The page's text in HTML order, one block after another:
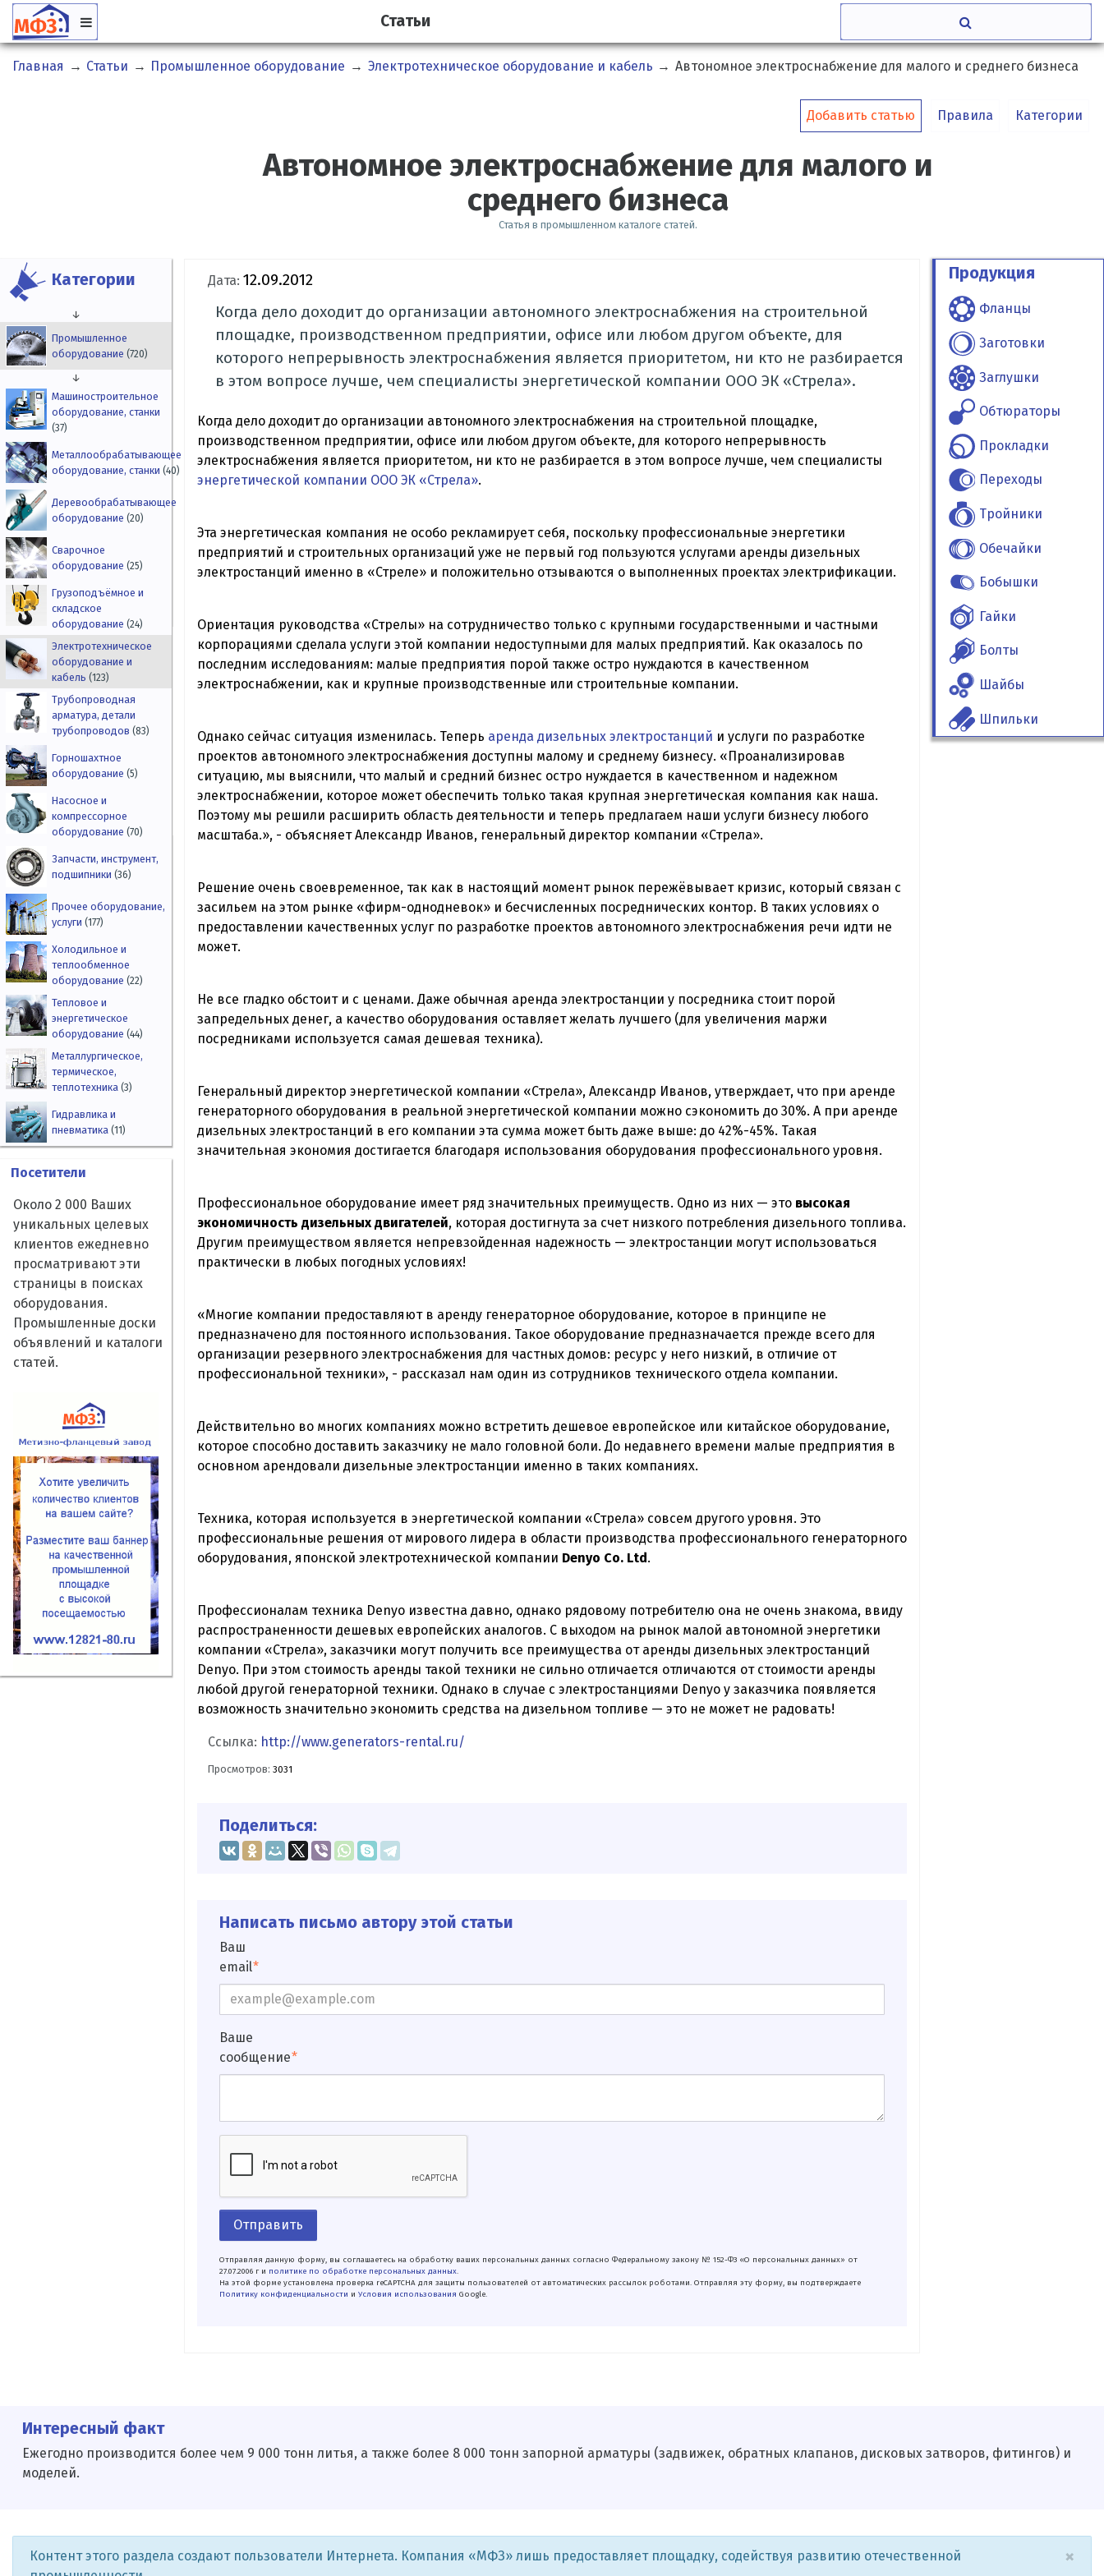
Статьи
Главная → Статьи → Промышленное оборудование → Электротехническое оборудование и кабель → Автономное электроснабжение для малого и среднего бизнеса
Добавить статью Правила Категории
Автономное электроснабжение для малого и
среднего бизнеса
Статья в промышленном каталоге статей.
Категории
↓
Промышленное
оборудование(720)
↓
Машиностроительное
оборудование, станки
(37)
Металлообрабатывающее
оборудование, станки(40)
Деревообрабатывающее
оборудование(20)
Сварочное
оборудование(25)
Грузоподъёмное и
складское
оборудование(24)
Электротехническое
оборудование и
кабель(123)
Трубопроводная
арматура, детали
трубопроводов(83)
Горношахтное
оборудование(5)
Насосное и
компрессорное
оборудование(70)
Запчасти, инструмент,
подшипники(36)
Прочее оборудование,
услуги(177)
Холодильное и
теплообменное
оборудование(22)
Тепловое и
энергетическое
оборудование(44)
Металлургическое,
термическое,
теплотехника(3)
Гидравлика и
пневматика(11)
Посетители
Около 2 000 Ваших
уникальных целевых
клиентов ежедневно
просматривают эти
страницы в поисках
оборудования.
Промышленные доски
объявлений и каталоги
статей.
Дата: 12.09.2012
Когда дело доходит до организации автономного электроснабжения на строительной
площадке, производственном предприятии, офисе или любом другом объекте, для
которого непрерывность электроснабжения является приоритетом, ни кто не разбирается
в этом вопросе лучше, чем специалисты энергетической компании ООО ЭК «Стрела».
Когда дело доходит до организации автономного электроснабжения на строительной площадке,
производственном предприятии, офисе или любом другом объекте, для которого непрерывность
электроснабжения является приоритетом, ни кто не разбирается в этом вопросе лучше, чем специалисты
энергетической компании ООО ЭК «Стрела».
Эта энергетическая компания не особо рекламирует себя, поскольку профессиональные энергетики
предприятий и строительных организаций уже не первый год пользуются услугами аренды дизельных
электростанций именно в «Стреле» и положительно отзываются о выполненных проектах электрификации.
Ориентация руководства «Стрелы» на сотрудничество только с крупными государственными и частными
корпорациями сделала услуги этой компании недоступными для малых предприятий. Как оказалось по
последним исследованиям: малые предприятия порой также остро нуждаются в качественном
электроснабжении, как и крупные производственные или строительные компании.
Однако сейчас ситуация изменилась. Теперь аренда дизельных электростанций и услуги по разработке
проектов автономного электроснабжения доступны малому и среднему бизнесу. «Проанализировав
ситуацию, мы выяснили, что малый и средний бизнес остро нуждается в качественном и надежном
электроснабжении, которое может обеспечить только такая крупная энергетическая компания как наша.
Поэтому мы решили расширить область деятельности и теперь предлагаем наши услуги бизнесу любого
масштаба.», - объясняет Александр Иванов, генеральный директор компании «Стрела».
Решение очень своевременное, так как в настоящий момент рынок пережёвывает кризис, который связан с
засильем на этом рынке «фирм-однодневок» и бесчисленных посреднических контор. В таких условиях о
предоставлении качественных услуг по разработке проектов автономного электроснабжения речи идти не
может.
Не все гладко обстоит и с ценами. Даже обычная аренда электростанции у посредника стоит порой
запредельных денег, а качество оборудования оставляет желать лучшего (для увеличения маржи
посредниками используется самая дешевая техника).
Генеральный директор энергетической компании «Стрела», Александр Иванов, утверждает, что при аренде
генераторного оборудования в реальной энергетической компании можно сэкономить до 30%. А при аренде
дизельных электростанций в его компании эта сумма может быть даже выше: до 42%-45%. Такая
значительная экономия достигается благодаря использования оборудования профессионального уровня.
Профессиональное оборудование имеет ряд значительных преимуществ. Одно из них — это высокая
экономичность дизельных двигателей, которая достигнута за счет низкого потребления дизельного топлива.
Другим преимуществом является непревзойденная надежность — электростанции могут использоваться
практически в любых погодных условиях!
«Многие компании предоставляют в аренду генераторное оборудование, которое в принципе не
предназначено для постоянного использования. Такое оборудование предназначается прежде всего для
организации резервного электроснабжения для частных домов: ресурс у него низкий, в отличие от
профессиональной техники», - рассказал нам один из сотрудников технического отдела компании.
Действительно во многих компаниях можно встретить дешевое европейское или китайское оборудование,
которое способно доставить заказчику не мало головной боли. До недавнего времени малые предприятия в
основном арендовали дизельные электростанции именно в таких компаниях.
Техника, которая используется в энергетической компании «Стрела» совсем другого уровня. Это
профессиональные решения от мирового лидера в области производства профессионального генераторного
оборудования, японской электротехнической компании Denyo Co. Ltd.
Профессионалам техника Denyo известна давно, однако рядовому потребителю она не очень знакома, ввиду
распространенности дешевых европейских аналогов. С выходом на рынок малой автономной энергетики
компании «Стрела», заказчики могут получить все преимущества от аренды дизельных электростанций
Denyo. При этом стоимость аренды такой техники не сильно отличается отличаются от стоимости аренды
любой другой генераторной техники. Однако в случае с электростанциями Denyo у заказчика появляется
возможность значительно экономить средства на дизельном топливе — это не может не радовать!
Ссылка: http://www.generators-rental.ru/
Просмотров:3031
Поделиться:
Написать письмо автору этой статьи
Ваш
email
Ваше
сообщение
Отправить
Отправляя данную форму, вы соглашаетесь на обработку ваших персональных данных согласно Федеральному закону № 152-ФЗ «О персональных данных» от
27.07.2006 г и политике по обработке персональных данных.
На этой форме установлена проверка reCAPTCHA для защиты пользователей от автоматических рассылок роботами. Отправляя эту форму, вы подтверждаете
Политику конфиденциальности и Условия использования Google.
Продукция
Фланцы
Заготовки
Заглушки
Обтюраторы
Прокладки
Переходы
Тройники
Обечайки
Бобышки
Гайки
Болты
Шайбы
Шпильки
Интересный факт
Ежегодно производится более чем 9 000 тонн литья, а также более 8 000 тонн запорной арматуры (задвижек, обратных клапанов, дисковых затворов, фитингов) и
моделей.
×
Контент этого раздела создают пользователи Интернета. Компания «МФЗ» лишь предоставляет площадку, содействуя развитию отечественной